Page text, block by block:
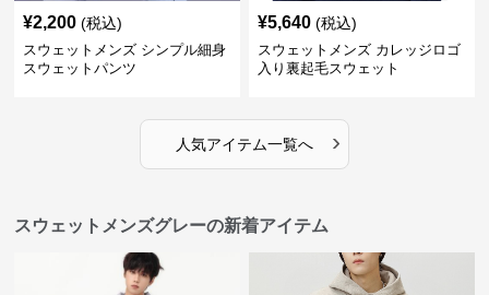
¥2,200 (税込)
スウェットメンズ シンプル細身
スウェットパンツ
¥5,640 (税込)
スウェットメンズ カレッジロゴ
入り裏起毛スウェット
人気アイテム一覧へ ›
スウェットメンズグレーの新着アイテム